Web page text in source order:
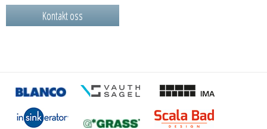
Kontakt oss